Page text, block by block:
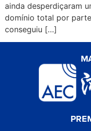
ainda desperdiçaram
domínio total por
conseguiu […]